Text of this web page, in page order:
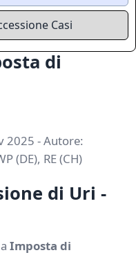
Casi
di
2025 - Autore:
(DE), RE (CH)
di Uri -
Imposta di